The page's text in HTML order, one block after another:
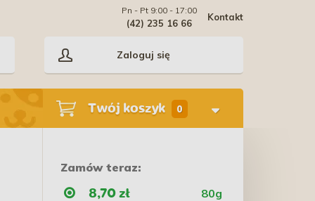
Kontakt
Pn - Pt 9:00 - 17:00
(42) 235 16 66
Zaloguj się
Twój koszyk 0
Zamów teraz:
8,70 zł 80g